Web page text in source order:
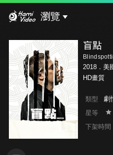
瀏覽
盲點
2018．美
HD畫質
類型 劇
星等
下架時間